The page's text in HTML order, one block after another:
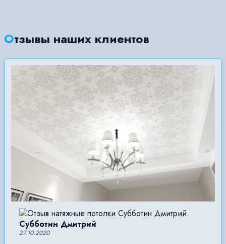
Отзывы наших клиентов
Субботин Дмитрий
27.10.2020